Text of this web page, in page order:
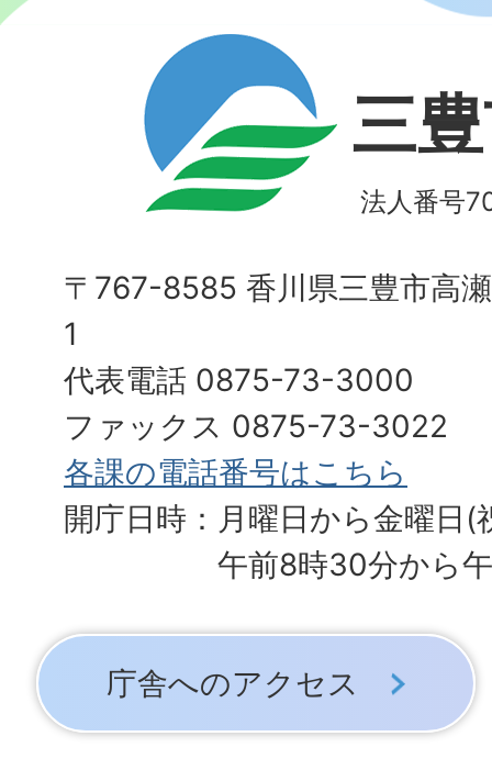
三
法人番号
〒767-8585 香川県三豊市高
1
代表電話 0875-73-3000
ファックス 0875-73-3022
各課の電話番号はこちら
開庁日時：月曜日から金曜日(
午前8時30分から
庁舎へのアクセス